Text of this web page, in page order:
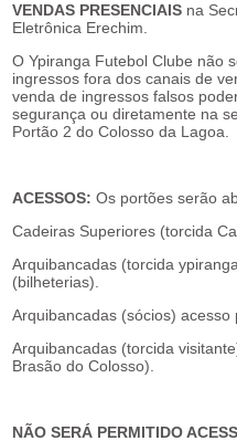
VENDAS PRESENCIAIS na
Eletrônica Erechim.
O Ypiranga Futebol Clube não
ingressos fora dos canais de
venda de ingressos falsos
segurança ou diretamente na
Portão 2 do Colosso da Lagoa.
ACESSOS: Os portões serão
Cadeiras Superiores (torcida
Arquibancadas (torcida
(bilheterias).
Arquibancadas (sócios) acesso
Arquibancadas (torcida
Brasão do Colosso).
NÃO SERÁ PERMITIDO